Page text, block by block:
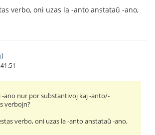
verbo, oni uzas la -anto anstataŭ -ano,
)
-ano nur por substantivoj kaj -anto/-
verbojn?
verbo, oni uzas la -anto anstataŭ -ano,